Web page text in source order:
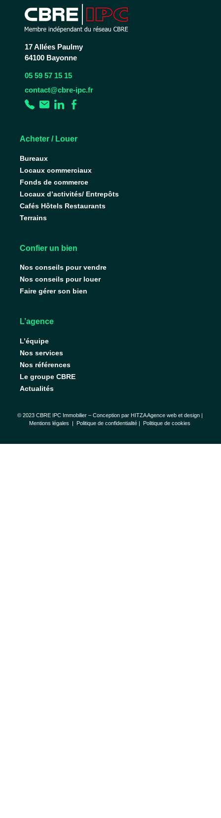
17 Allées Paulmy
64100 Bayonne
05 59 57 15 15
contact@cbre-ipc.fr
Acheter / Louer
Bureaux
Locaux commerciaux
Fonds de commerce
Locaux d’activités/ Entrepôts
Cafés Hôtels Restaurants
Terrains
Confier un bien
Nos conseils pour vendre
Nos conseils pour louer
Faire gérer son bien
L’agence
L’équipe
Nos services
Nos références
Le groupe CBRE
Actualités
© 2023 CBRE IPC Immobilier – Conception par HITZA Agence web et design|
Mentions légales | Politique de confidentialité | Politique de cookies